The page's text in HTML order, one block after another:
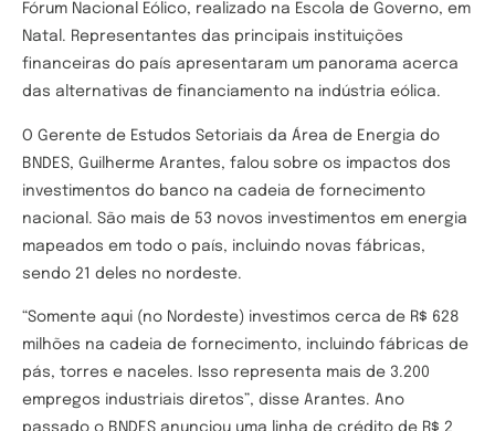
Fórum Nacional Eólico, realizado na Escola de Governo, em
Natal. Representantes das principais instituições
financeiras do país apresentaram um panorama acerca
das alternativas de financiamento na indústria eólica.
O Gerente de Estudos Setoriais da Área de Energia do
BNDES, Guilherme Arantes, falou sobre os impactos dos
investimentos do banco na cadeia de fornecimento
nacional. São mais de 53 novos investimentos em energia
mapeados em todo o país, incluindo novas fábricas,
sendo 21 deles no nordeste.
“Somente aqui (no Nordeste) investimos cerca de R$ 628
milhões na cadeia de fornecimento, incluindo fábricas de
pás, torres e naceles. Isso representa mais de 3.200
empregos industriais diretos”, disse Arantes. Ano